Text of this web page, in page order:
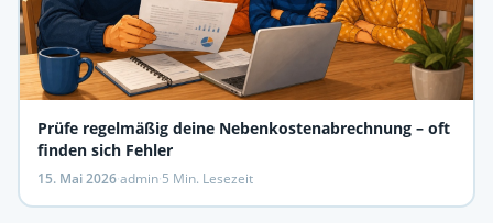
Prüfe regelmäßig deine Nebenkostenabrechnung – oft
finden sich Fehler
15. Mai 2026·admin·5 Min. Lesezeit